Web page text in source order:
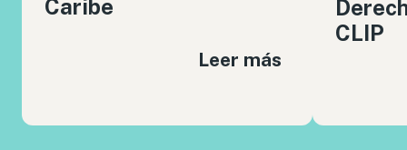
Caribe
Leer más
CLIP